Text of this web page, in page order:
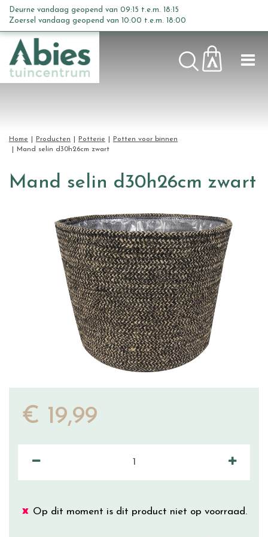
n
Home Producten Potterie
Potten voor binnen
Mand selin d30h26cm zwart
Deurne vandaag geopend van 09:15 t.e.m. 18:15
Zoersel vandaag geopend van 10:00 t.e.m. 18:00
Mand selin d30h26cm zwart
€ 19,99
Op dit moment is dit product niet op voorraad.